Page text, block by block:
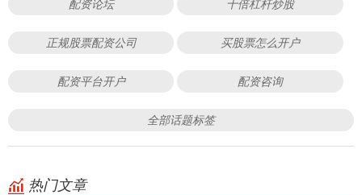
配资论坛 十倍杠杆炒股
正规股票配资公司 买股票怎么开户
配资平台开户 配资咨询
全部话题标签
热门文章